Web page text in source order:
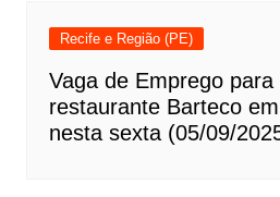
Recife e Região (PE)
Vaga de Emprego
restaurante Barteco
nesta sexta (05/09/